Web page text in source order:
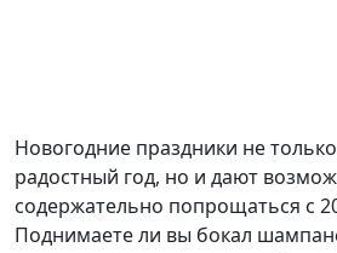
Новогодние праздники не
радостный год, но и дают
содержательно попрощаться с
Поднимаете ли вы бокал